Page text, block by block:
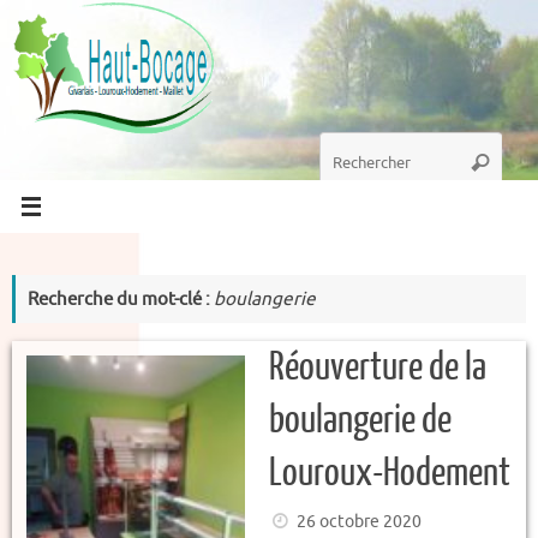
Passer
au
contenu
Recherche
pour
Recherche du mot-clé : boulangerie
Réouverture de la
boulangerie de
Louroux-Hodement
26 octobre 2020